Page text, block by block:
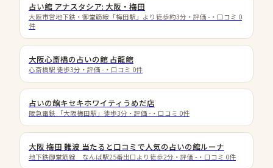
占い館 アナスタシア: 大阪・梅田
大阪市営地下鉄・御堂筋線「梅田駅」より徒歩約3分 ・評価 - ・口コミ 0
件
大阪心斎橋の占いの館 占龍館
心斎橋駅 徒歩3分 ・評価 - ・口コミ 0件
占いの館キセキホワイティうめだ店
阪急電鉄 「大阪梅田駅」徒歩3分 ・評価 - ・口コミ 0件
大阪 梅田 難波 当たると口コミで人気の占いの館ルーナ
地下鉄御堂筋線 なんば駅25番出口より徒歩2分 ・評価 - ・口コミ 0件